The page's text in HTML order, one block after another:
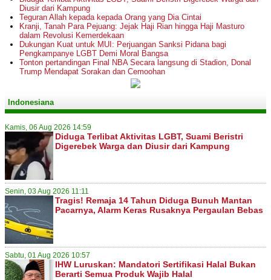
Diusir dari Kampung
Teguran Allah kepada kepada Orang yang Dia Cintai
Kranji, Tanah Para Pejuang: Jejak Haji Rian hingga Haji Masturo
dalam Revolusi Kemerdekaan
Dukungan Kuat untuk MUI: Perjuangan Sanksi Pidana bagi
Pengkampanye LGBT Demi Moral Bangsa
Tonton pertandingan Final NBA Secara langsung di Stadion, Donal
Trump Mendapat Sorakan dan Cemoohan
Indonesiana
Kamis, 06 Aug 2026 14:59
Diduga Terlibat Aktivitas LGBT, Suami Beristri
Digerebek Warga dan Diusir dari Kampung
Senin, 03 Aug 2026 11:11
Tragis! Remaja 14 Tahun Diduga Bunuh Mantan
Pacarnya, Alarm Keras Rusaknya Pergaulan Bebas
Sabtu, 01 Aug 2026 10:57
IHW Luruskan: Mandatori Sertifikasi Halal Bukan
Berarti Semua Produk Wajib Halal